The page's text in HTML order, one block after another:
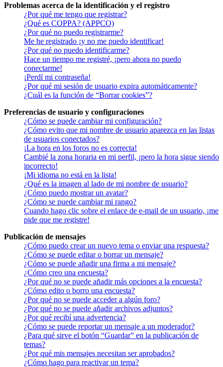
Problemas acerca de la identificación y el registro
¿Por qué me tengo que registrar?
¿Qué es COPPA? (APPCO)
¿Por qué no puedo registrarme?
Me he registrado ¡y no me puedo identificar!
¿Por qué no puedo identificarme?
Hace un tiempo me registré, ¡pero ahora no puedo
conectarme!
¡Perdí mi contraseña!
¿Por qué mi sesión de usuario expira automáticamente?
¿Cuál es la función de “Borrar cookies”?
Preferencias de usuario y configuraciones
¿Cómo se puede cambiar mi configuración?
¿Cómo evito que mi nombre de usuario aparezca en las listas
de usuarios conectados?
¡La hora en los foros no es correcta!
Cambié la zona horaria en mi perfil, ¡pero la hora sigue siendo
incorrecto!
¡Mi idioma no está en la lista!
¿Qué es la imagen al lado de mi nombre de usuario?
¿Cómo puedo mostrar un avatar?
¿Cómo se puede cambiar mi rango?
Cuando hago clic sobre el enlace de e-mail de un usuario, ¡me
pide que me registre!
Publicación de mensajes
¿Cómo puedo crear un nuevo tema o enviar una respuesta?
¿Cómo se puede editar o borrar un mensaje?
¿Cómo se puede añadir una firma a mi mensaje?
¿Cómo creo una encuesta?
¿Por qué no se puede añadir más opciones a la encuesta?
¿Cómo edito o borro una encuesta?
¿Por qué no se puede acceder a algún foro?
¿Por qué no se puede añadir archivos adjuntos?
¿Por qué recibí una advertencia?
¿Cómo se puede reportar un mensaje a un moderador?
¿Para qué sirve el botón “Guardar” en la publicación de
temas?
¿Por qué mis mensajes necesitan ser aprobados?
¿Cómo hago para reactivar un tema?